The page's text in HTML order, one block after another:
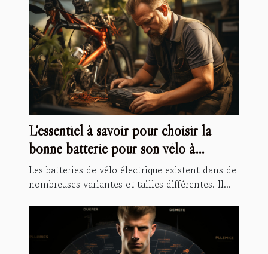
L'essentiel à savoir pour choisir la
bonne batterie pour son vélo à
assistance électrique
Les batteries de vélo électrique existent dans de
nombreuses variantes et tailles différentes. Il...